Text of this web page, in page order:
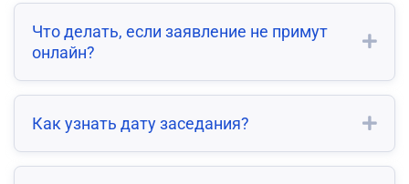
Что делать, если заявление не примут
онлайн?
Как узнать дату заседания?